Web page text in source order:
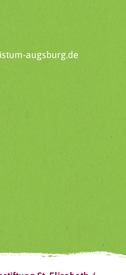
augsburg.de